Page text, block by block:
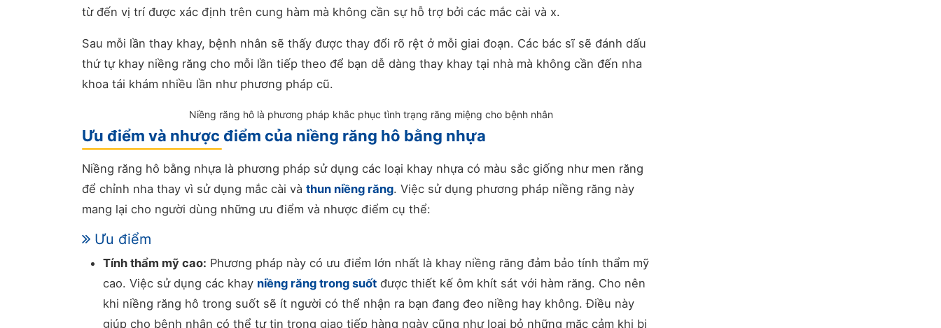
từ đến vị trí được xác định trên cung hàm mà không cần sự hỗ trợ bởi các mắc cài và x.
Sau mỗi lần thay khay, bệnh nhân sẽ thấy được thay đổi rõ rệt ở mỗi giai đoạn. Các bác sĩ sẽ đánh dấu
thứ tự khay niềng răng cho mỗi lần tiếp theo để bạn dễ dàng thay khay tại nhà mà không cần đến nha
khoa tái khám nhiều lần như phương pháp cũ.
Niềng răng hô là phương pháp khắc phục tình trạng răng miệng cho bệnh nhân
Ưu điểm và nhược điểm của niềng răng hô bằng nhựa
Niềng răng hô bằng nhựa là phương pháp sử dụng các loại khay nhựa có màu sắc giống như men răng
để chỉnh nha thay vì sử dụng mắc cài và thun niềng răng. Việc sử dụng phương pháp niềng răng này
mang lại cho người dùng những ưu điểm và nhược điểm cụ thể:
Ưu điểm
Tính thẩm mỹ cao: Phương pháp này có ưu điểm lớn nhất là khay niềng răng đảm bảo tính thẩm mỹ
cao. Việc sử dụng các khay niềng răng trong suốt được thiết kế ôm khít sát với hàm răng. Cho nên
khi niềng răng hô trong suốt sẽ ít người có thể nhận ra bạn đang đeo niềng hay không. Điều này
giúp cho bệnh nhân có thể tự tin trong giao tiếp hàng ngày cũng như loại bỏ những mặc cảm khi bị